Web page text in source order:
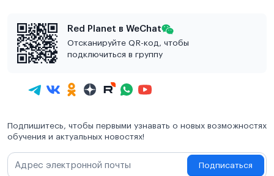
Red Planet в WeChat
Отсканируйте QR-код, чтобы
подключиться в группу
Подпишитесь, чтобы первыми узнавать о новых возможностях
обучения и актуальных новостях!
Подписаться